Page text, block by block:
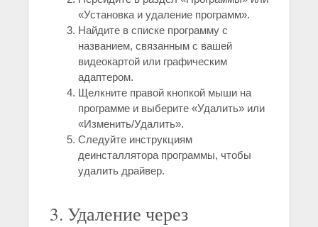
«Установка и удаление программ».
Найдите в списке программу с
названием, связанным с вашей
видеокартой или графическим
адаптером.
Щелкните правой кнопкой мыши на
программе и выберите «Удалить» или
«Изменить/Удалить».
Следуйте инструкциям
деинсталлятора программы, чтобы
удалить драйвер.
3. Удаление через